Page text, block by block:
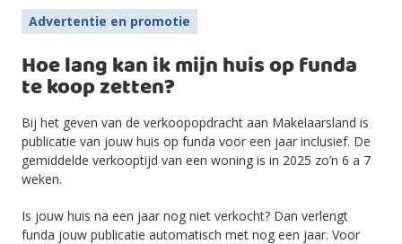
Advertentie en promotie
Hoe lang kan ik mijn huis op funda
te koop zetten?
Bij het geven van de verkoopopdracht aan Makelaarsland is
publicatie van jouw huis op funda voor een jaar inclusief. De
gemiddelde verkooptijd van een woning is in 2025 zo’n 6 a 7
weken.
Is jouw huis na een jaar nog niet verkocht? Dan verlengt
funda jouw publicatie automatisch met nog een jaar. Voor